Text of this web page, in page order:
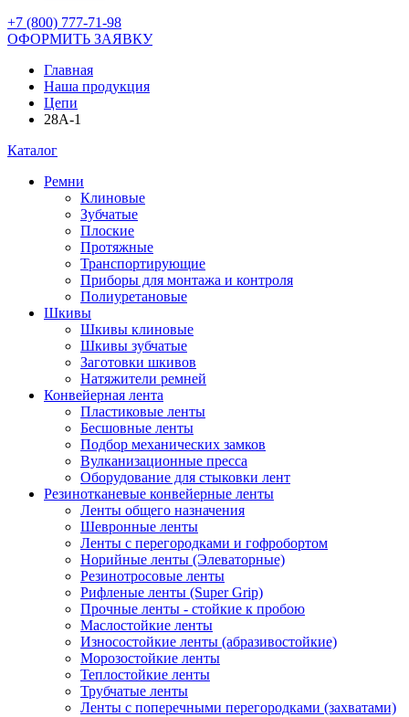
+7 (800) 777-71-98
ОФОРМИТЬ ЗАЯВКУ
Главная
Наша продукция
Цепи
28A-1
Каталог
Ремни
Клиновые
Зубчатые
Плоские
Протяжные
Транспортирующие
Приборы для монтажа и контроля
Полиуретановые
Шкивы
Шкивы клиновые
Шкивы зубчатые
Заготовки шкивов
Натяжители ремней
Конвейерная лента
Пластиковые ленты
Бесшовные ленты
Подбор механических замков
Вулканизационные пресса
Оборудование для стыковки лент
Резинотканевые конвейерные ленты
Ленты общего назначения
Шевронные ленты
Ленты с перегородками и гофробортом
Норийные ленты (Элеваторные)
Резинотросовые ленты
Рифленые ленты (Super Grip)
Прочные ленты - стойкие к пробою
Маслостойкие ленты
Износостойкие ленты (абразивостойкие)
Морозостойкие ленты
Теплостойкие ленты
Трубчатые ленты
Ленты с поперечными перегородками (захватами)